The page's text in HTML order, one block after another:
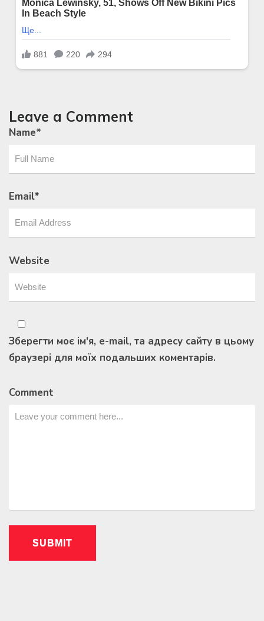
Leave a Comment
Name*
Email*
Website
Зберегти моє ім'я, e-mail, та адресу сайту в цьому
браузері для моїх подальших коментарів.
Comment